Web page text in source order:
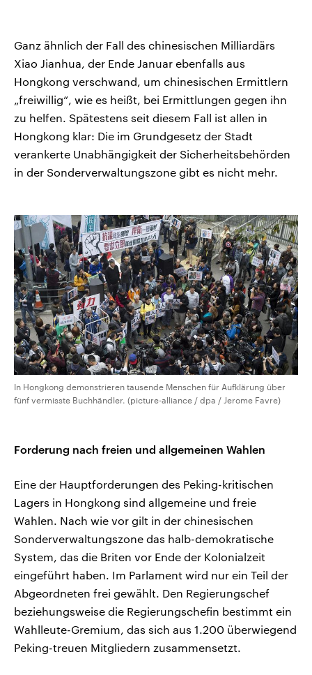
Ganz ähnlich der Fall des chinesischen Milliardärs
Xiao Jianhua, der Ende Januar ebenfalls aus
Hongkong verschwand, um chinesischen Ermittlern
„freiwillig“, wie es heißt, bei Ermittlungen gegen ihn
zu helfen. Spätestens seit diesem Fall ist allen in
Hongkong klar: Die im Grundgesetz der Stadt
verankerte Unabhängigkeit der Sicherheitsbehörden
in der Sonderverwaltungszone gibt es nicht mehr.
In Hongkong demonstrieren tausende Menschen für Aufklärung über
fünf vermisste Buchhändler. (picture-alliance / dpa / Jerome Favre)
Forderung nach freien und allgemeinen Wahlen
Eine der Hauptforderungen des Peking-kritischen
Lagers in Hongkong sind allgemeine und freie
Wahlen. Nach wie vor gilt in der chinesischen
Sonderverwaltungszone das halb-demokratische
System, das die Briten vor Ende der Kolonialzeit
eingeführt haben. Im Parlament wird nur ein Teil der
Abgeordneten frei gewählt. Den Regierungschef
beziehungsweise die Regierungschefin bestimmt ein
Wahlleute-Gremium, das sich aus 1.200 überwiegend
Peking-treuen Mitgliedern zusammensetzt.